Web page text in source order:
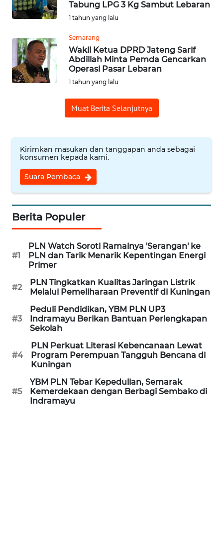
Tabung LPG 3 Kg Sambut Lebaran
1 tahun yang lalu
Semarang
Wakil Ketua DPRD Jateng Sarif
Abdillah Minta Pemda Gencarkan
Operasi Pasar Lebaran
1 tahun yang lalu
Muat Berita Selanjutnya
Kirimkan masukan dan tanggapan anda sebagai
konsumen kepada kami.
Suara Pembaca
Berita Populer
#1
PLN Watch Soroti Ramainya 'Serangan' ke
PLN dan Tarik Menarik Kepentingan Energi
Primer
#2
PLN Tingkatkan Kualitas Jaringan Listrik
Melalui Pemeliharaan Preventif di Kuningan
#3
Peduli Pendidikan, YBM PLN UP3
Indramayu Berikan Bantuan Perlengkapan
Sekolah
#4
PLN Perkuat Literasi Kebencanaan Lewat
Program Perempuan Tangguh Bencana di
Kuningan
#5
YBM PLN Tebar Kepedulian, Semarak
Kemerdekaan dengan Berbagi Sembako di
Indramayu
WN
WN
BINJAI
WN
KUNINGAN
WN
MAJALENGKA
WN
SUBANG
WN
SUKABUMI
WN
PURWAKARTA
WN
PRIANGAN
WN